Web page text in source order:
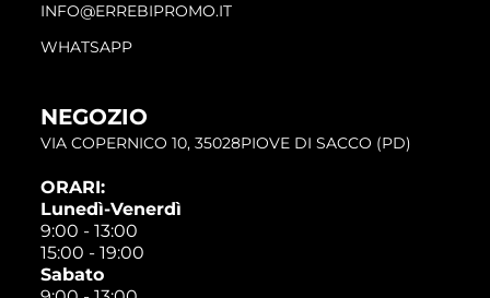
INFO@ERREBIPROMO.IT
WHATSAPP
NEGOZIO
VIA COPERNICO 10, 35028PIOVE DI SACCO (PD)
ORARI:
Lunedì-Venerdì
9:00 - 13:00
15:00 - 19:00
Sabato